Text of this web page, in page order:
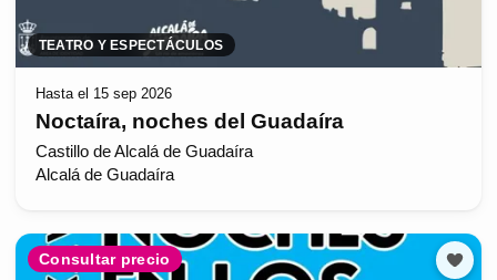
TEATRO Y ESPECTÁCULOS
Hasta el 15 sep 2026
Noctaíra, noches del Guadaíra
Castillo de Alcalá de Guadaíra
Alcalá de Guadaíra
Consultar precio